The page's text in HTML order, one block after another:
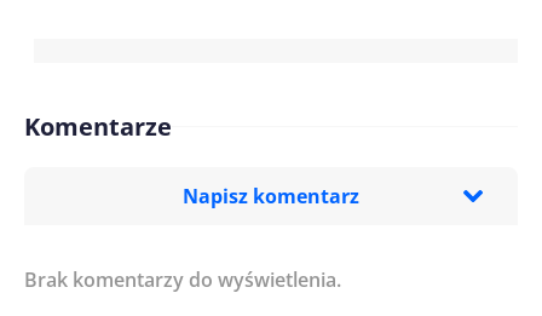
Komentarze
Napisz komentarz
Imię/ Nick*
Brak komentarzy do wyświetlenia.